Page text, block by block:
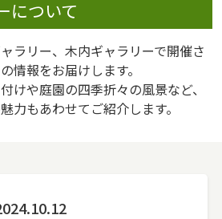
について
ラリー、木内ギャラリーで開催さ
情報をお届けします。
けや庭園の四季折々の風景など、
力もあわせてご紹介します。